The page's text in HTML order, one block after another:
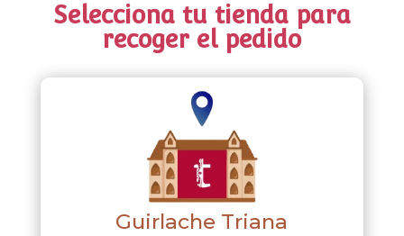
Selecciona tu tienda para
recoger el pedido
Guirlache Triana